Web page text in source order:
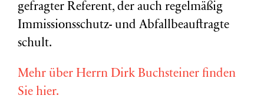
gefragter Referent, der auch regelmäßig
Immissionsschutz- und Abfallbeauftragte
schult.
Mehr über Herrn Dirk Buchsteiner finden
Sie hier.